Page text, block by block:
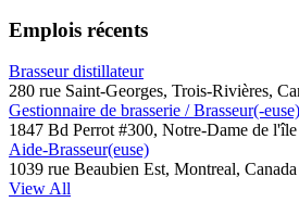
Emplois récents
Brasseur distillateur
280 rue Saint-Georges, Trois-Rivières,
Gestionnaire de brasserie / Brasseur(-euse)
1847 Bd Perrot #300, Notre-Dame de
Aide-Brasseur(euse)
1039 rue Beaubien Est, Montreal, Canada
View All